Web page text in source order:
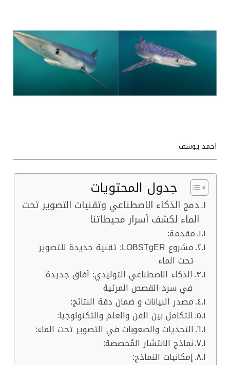
احمد يوسف
جدول المحتويات
دمج الذكاء الاصطناعي وتقنيات التصوير تحت
الماء لكشف أسرار محيطاتنا
مقدمة:
مشروع LOBSTgER: تقنية جديدة للتصوير
تحت الماء
الذكاء الاصطناعي التوليدي: آفاق جديدة
في سرد القصص المرئية
مصدر البيانات و ضمان دقة النتائج:
التكامل بين الفن والعلم والتكنولوجيا:
التحديات والصعوبات في التصوير تحت الماء:
نماذج الانتشار المُخصصة:
إمكانيات النماذج: